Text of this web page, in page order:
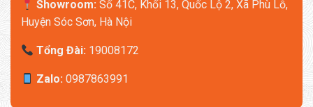
Showroom:Số 41C, Khối 13, Quốc Lộ 2, Xã Phù Lỗ,
Huyện Sóc Sơn, Hà Nội
Tổng Đài:19008172
Zalo:0987863991